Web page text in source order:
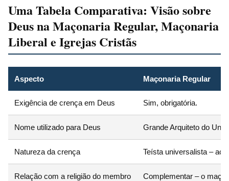
Uma Tabela Comparativa: Visão sobre
Deus na Maçonaria Regular, Maçonaria
Liberal e Igrejas Cristãs
Aspecto Maçonaria Regular
Exigência de crença em Deus Sim, obrigatória.
Nome utilizado para Deus Grande Arquiteto do
Natureza da crença Teísta universalista –
Relação com a religião do membro Complementar – o